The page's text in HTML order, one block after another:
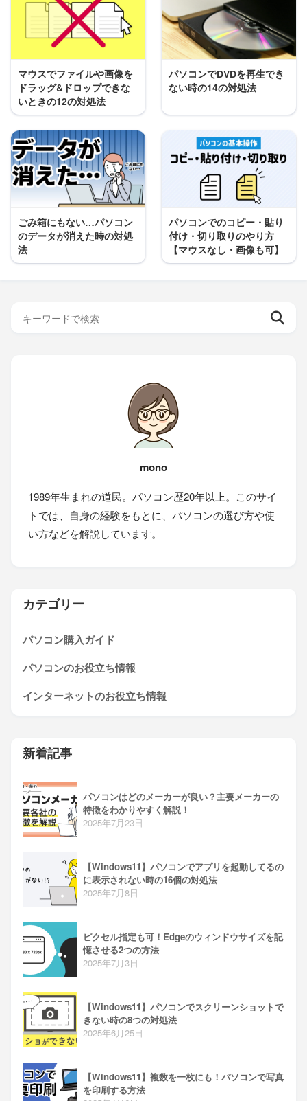
マウスでファイルや画像を
ドラッグ&ドロップできな
いときの12の対処法
パソコンでDVDを再生でき
ない時の14の対処法
ごみ箱にもない…パソコン
のデータが消えた時の対処
法
パソコンでのコピー・貼り
付け・切り取りのやり方
【マウスなし・画像も可】
mono
1989年生まれの道民。パソコン歴20年以上。このサイ
トでは、自身の経験をもとに、パソコンの選び方や使
い方などを解説しています。
カテゴリー
パソコン購入ガイド
パソコンのお役立ち情報
インターネットのお役立ち情報
新着記事
パソコンはどのメーカーが良い？主要メーカーの
特徴をわかりやすく解説！
2025年7月23日
【Windows11】パソコンでアプリを起動してるの
に表示されない時の16個の対処法
2025年7月8日
ピクセル指定も可！Edgeのウィンドウサイズを記
憶させる2つの方法
2025年7月3日
【Windows11】パソコンでスクリーンショットで
きない時の8つの対処法
2025年6月25日
【Windows11】複数を一枚にも！パソコンで写真
を印刷する方法